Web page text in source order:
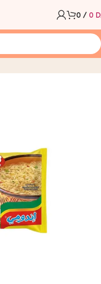
0 / 0
GOUT POULET 70G